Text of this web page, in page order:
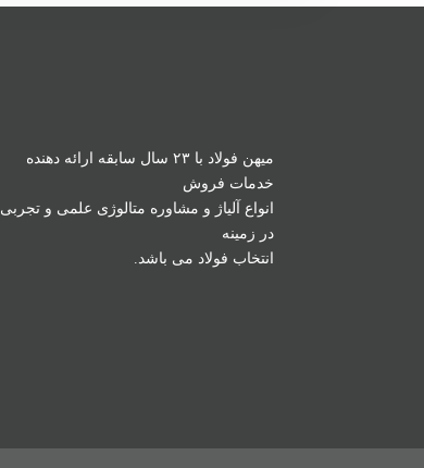
میهن فولاد با ۲۳ سال سابقه ارائه دهنده
خدمات فروش
انواع آلیاژ و مشاوره متالوژی علمی و تجربی
در زمینه
انتخاب فولاد می باشد.